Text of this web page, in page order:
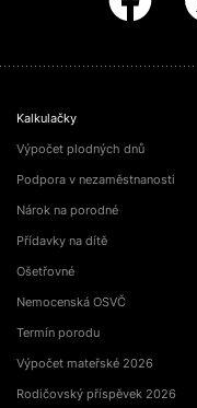
Kalkulačky
Výpočet plodných dnů
Podpora v nezaměstnanosti
Nárok na porodné
Přídavky na dítě
Ošetřovné
Nemocenská OSVČ
Termín porodu
Výpočet mateřské 2026
Rodičovský příspěvek 2026